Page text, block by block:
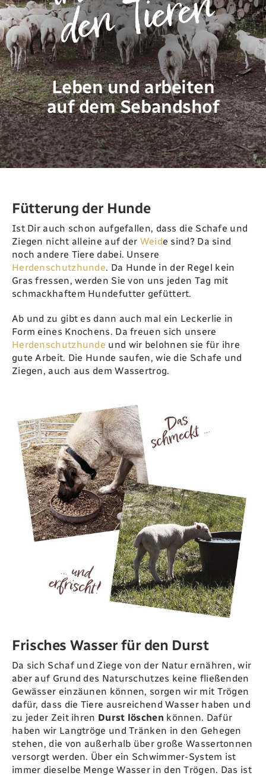
Landwirtschaft
Newsletter
Kontakt
Shop
Leben und arbeiten
auf dem Sebandshof
Fütterung der Hunde
Ist Dir auch schon aufgefallen‭, ‬dass die Schafe und
Ziegen nicht alleine auf der Weide sind‭? ‬Da sind
noch andere Tiere dabei‭. ‬Unsere
Herdenschutzhunde‭. ‬Da Hunde in der Regel kein
Gras fressen‭, ‬werden Sie von uns jeden Tag mit
schmackhaftem Hundefutter gefüttert‭.‬
Ab und zu gibt es dann auch mal ein Leckerlie in
Form eines Knochens‭. ‬Da freuen sich unsere
Herdenschutzhunde und wir belohnen sie für ihre
gute Arbeit‭. ‬Die Hunde saufen‭, ‬wie die Schafe und
Ziegen‭, ‬auch aus dem Wassertrog‭.‬
Frisches Wasser für den Durst
Da sich Schaf und Ziege von der Natur ernähren‭, ‬wir
aber auf Grund des Naturschutzes keine fließenden
Gewässer einzäunen können‭, ‬sorgen wir mit Trögen
dafür‭, ‬dass die Tiere ausreichend Wasser haben und
zu jeder Zeit ihren Durst löschen können‭. ‬Dafür
haben wir Langtröge und Tränken in den Gehegen
stehen‭, ‬die‭ ‬von außerhalb über große Wassertonnen
versorgt werden‭. ‬Über ein‭ ‬Schwimmer-System ist
immer dieselbe Menge Wasser in den Trögen‭. ‬Das ist